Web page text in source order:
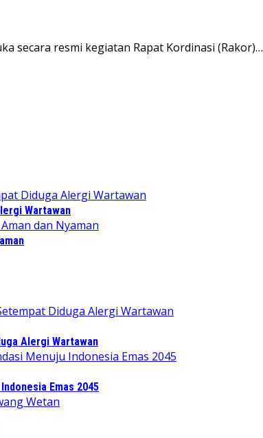
secara resmi kegiatan Rapat Kordinasi (Rakor)…
Wartawan
Alergi Wartawan
Emas 2045